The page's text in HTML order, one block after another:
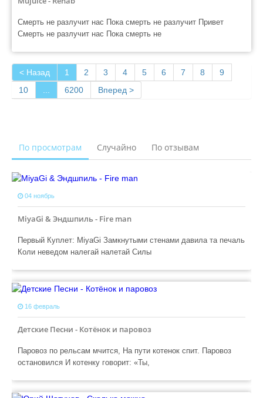
Смерть не разлучит нас Пока смерть не разлучит Привет
Смерть не разлучит нас Пока смерть не
< Назад 1 2 3 4 5 6 7 8
9
10
6200 Вперед >
По просмотрам Случайно По отзывам
04 ноябрь
MiyaGi & Эндшпиль - Fire man
Первый Куплет: MiyaGi Замкнутыми стенами давила та печаль
Коли неведом налегай налетай Силы
16 февраль
Детские Песни - Котёнок и паровоз
Паровоз по рельсам мчится, На пути котенок спит. Паровоз
остановился И котенку говорит: «Ты,